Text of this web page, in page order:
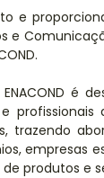
e
e
é
empresas
produtos e